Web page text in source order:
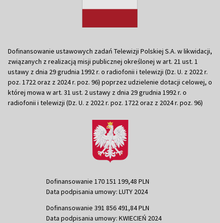
Dofinansowanie ustawowych zadań Telewizji Polskiej S.A. w likwidacji,
związanych z realizacją misji publicznej określonej w art. 21 ust. 1
ustawy z dnia 29 grudnia 1992 r. o radiofonii i telewizji (Dz. U. z 2022 r.
poz. 1722 oraz z 2024 r. poz. 96) poprzez udzielenie dotacji celowej, o
której mowa w art. 31 ust. 2 ustawy z dnia 29 grudnia 1992 r. o
radiofonii i telewizji (Dz. U. z 2022 r. poz. 1722 oraz z 2024 r. poz. 96)
Dofinansowanie 170 151 199,48 PLN
Data podpisania umowy: LUTY 2024
Dofinansowanie 391 856 491,84 PLN
Data podpisania umowy: KWIECIEŃ 2024